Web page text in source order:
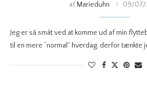
af Marieduhn 09/07/
Jeg er så småt ved at komme ud af min
til en mere “normal” hverdag, derfor tænkte